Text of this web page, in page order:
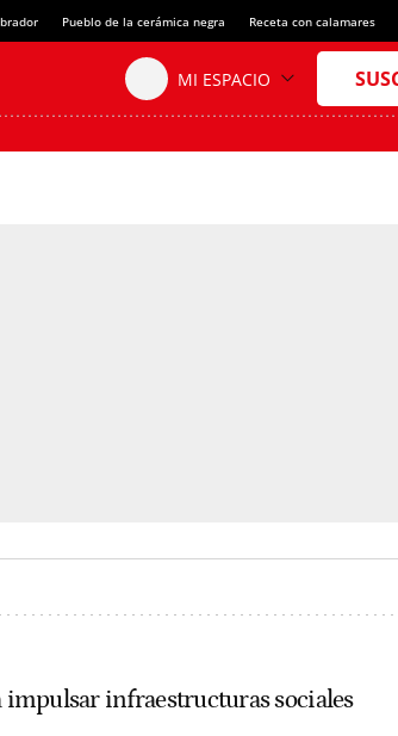
Pueblo de la cerámica negra Receta con calamares
infraestructuras sociales